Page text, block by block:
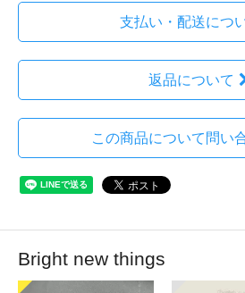
支払い・配送につ
返品について
この商品について問い
Bright new things